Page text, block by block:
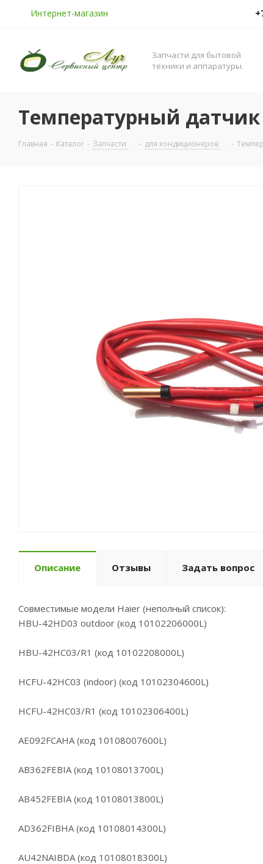
Интернет-магазин
Запчасти для бытовой
техники и аппаратуры.
Температурный
Главная - Каталог - Запчасти - для кондиционеров -
Описание Отзывы Задать вопрос
Совместимые модели Haier (неполный список):
HBU-42HD03 outdoor (код 10102206000L)
HBU-42HC03/R1 (код 10102208000L)
HCFU-42HC03 (indoor) (код 10102304600L)
HCFU-42HC03/R1 (код 10102306400L)
AE092FCAHA (код 10108007600L)
AB362FEBIA (код 10108013700L)
AB452FEBIA (код 10108013800L)
AD362FIBHA (код 10108014300L)
AU42NAIBDA (код 10108018300L)